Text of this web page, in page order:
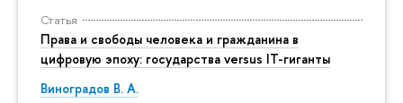
Статья
Права и свободы человека и гражданина в
цифровую эпоху: государства versus IT-гиганты
Виноградов В. А.